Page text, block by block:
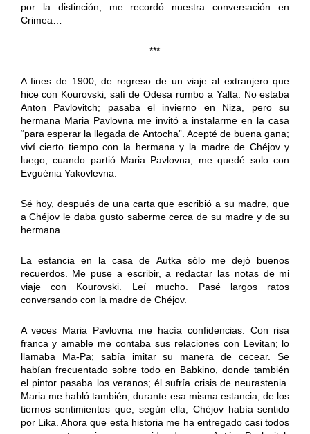
por la distinción, me recordó nuestra conversación en
Crimea…
***
A fines de 1900, de regreso de un viaje al extranjero que
hice con Kourovski, salí de Odesa rumbo a Yalta. No estaba
Anton Pavlovitch; pasaba el invierno en Niza, pero su
hermana Maria Pavlovna me invitó a instalarme en la casa
“para esperar la llegada de Antocha”. Acepté de buena gana;
viví cierto tiempo con la hermana y la madre de Chéjov y
luego, cuando partió Maria Pavlovna, me quedé solo con
Evguénia Yakovlevna.
Sé hoy, después de una carta que escribió a su madre, que
a Chéjov le daba gusto saberme cerca de su madre y de su
hermana.
La estancia en la casa de Autka sólo me dejó buenos
recuerdos. Me puse a escribir, a redactar las notas de mi
viaje con Kourovski. Leí mucho. Pasé largos ratos
conversando con la madre de Chéjov.
A veces Maria Pavlovna me hacía confidencias. Con risa
franca y amable me contaba sus relaciones con Levitan; lo
llamaba Ma-Pa; sabía imitar su manera de cecear. Se
habían frecuentado sobre todo en Babkino, donde también
el pintor pasaba los veranos; él sufría crisis de neurastenia.
Maria me habló también, durante esa misma estancia, de los
tiernos sentimientos que, según ella, Chéjov había sentido
por Lika. Ahora que esta historia me ha entregado casi todos